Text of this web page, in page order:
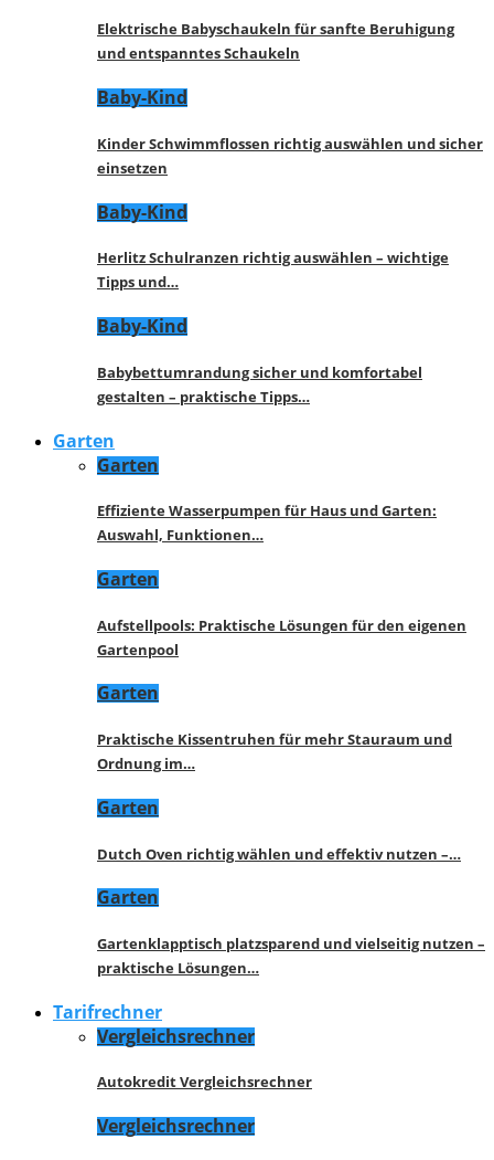
Elektrische Babyschaukeln für sanfte Beruhigung
und entspanntes Schaukeln
Baby-Kind
Kinder Schwimmflossen richtig auswählen und sicher
einsetzen
Baby-Kind
Herlitz Schulranzen richtig auswählen – wichtige
Tipps und…
Baby-Kind
Babybettumrandung sicher und komfortabel
gestalten – praktische Tipps…
Garten
Garten
Effiziente Wasserpumpen für Haus und Garten:
Auswahl, Funktionen…
Garten
Aufstellpools: Praktische Lösungen für den eigenen
Gartenpool
Garten
Praktische Kissentruhen für mehr Stauraum und
Ordnung im…
Garten
Dutch Oven richtig wählen und effektiv nutzen –…
Garten
Gartenklapptisch platzsparend und vielseitig nutzen –
praktische Lösungen…
Tarifrechner
Vergleichsrechner
Autokredit Vergleichsrechner
Vergleichsrechner